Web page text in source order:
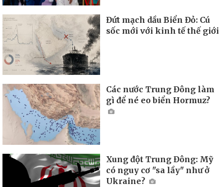
Đứt mạch dầu Biển Đỏ: Cú
sốc mới với kinh tế thế giới
Các nước Trung Đông làm
gì để né eo biển Hormuz?
Xung đột Trung Đông: Mỹ
có nguy cơ "sa lầy" như ở
Ukraine?